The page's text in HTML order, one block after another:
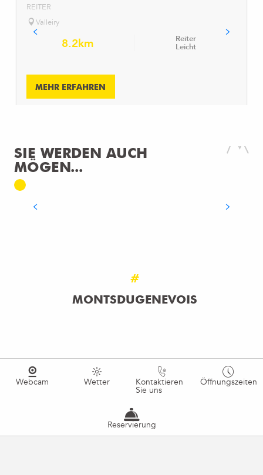
REITER
Valleiry
8.2km Reiter
Leicht
MEHR ERFAHREN
SIE WERDEN AUCH
MÖGEN...
#
MONTSDUGENEVOIS
Webcam Wetter Kontaktieren
Sie uns
Öffnungszeiten
Reservierung